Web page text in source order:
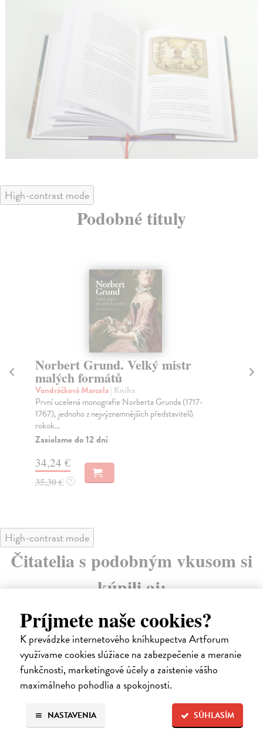
Príjmete naše cookies?
K prevádzke internetového kníhkupectva Artforum
využívame cookies slúžiace na zabezpečenie a meranie
funkčnosti, marketingové účely a zaistenie vášho
maximálneho pohodlia a spokojnosti.
SÚHLASÍM
NASTAVENIA
High-contrast mode
Podobné tituly
Norbert Grund. Velký mistr
malých formátů
Vondráčková Marcela| Kniha
První ucelená monografie Norberta Grunda (1717-
1767), jednoho z nejvýznamnějších představitelů
rokok...
Zasielame do 12 dní
34,24 €
35,30 € ?
High-contrast mode
Čitatelia s podobným vkusom si
kúpili aj:
Dějiny legendárních zemí a míst